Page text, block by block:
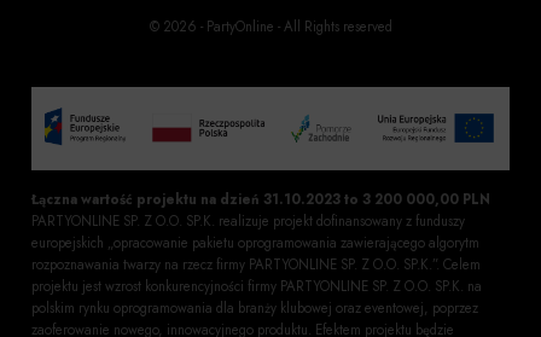
© 2026 - PartyOnline - All Rights reserved
Łączna wartość projektu na dzień 31.10.2023 to 3 200 000,00 PLN
PARTYONLINE SP. Z O.O. SP.K. realizuje projekt dofinansowany z funduszy
europejskich „opracowanie pakietu oprogramowania zawierającego algorytm
rozpoznawania twarzy na rzecz firmy PARTYONLINE SP. Z O.O. SP.K.”. Celem
projektu jest wzrost konkurencyjności firmy PARTYONLINE SP. Z O.O. SP.K. na
polskim rynku oprogramowania dla branży klubowej oraz eventowej, poprzez
zaoferowanie nowego, innowacyjnego produktu. Efektem projektu będzie